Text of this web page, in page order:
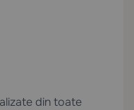
din toate